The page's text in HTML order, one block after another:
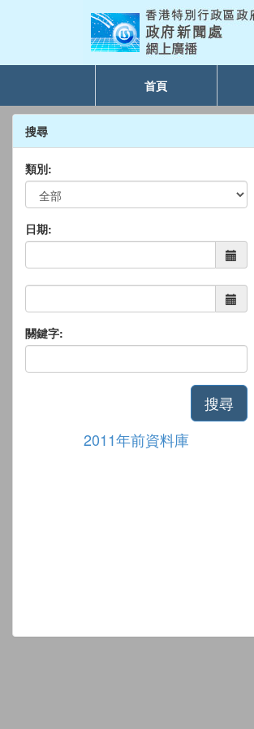
首頁
搜尋
類別:
日期:
關鍵字:
搜尋
2011年前資料庫